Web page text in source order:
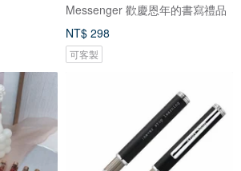
Messenger 歡慶恩年的書寫禮品
NT$ 298
可客製